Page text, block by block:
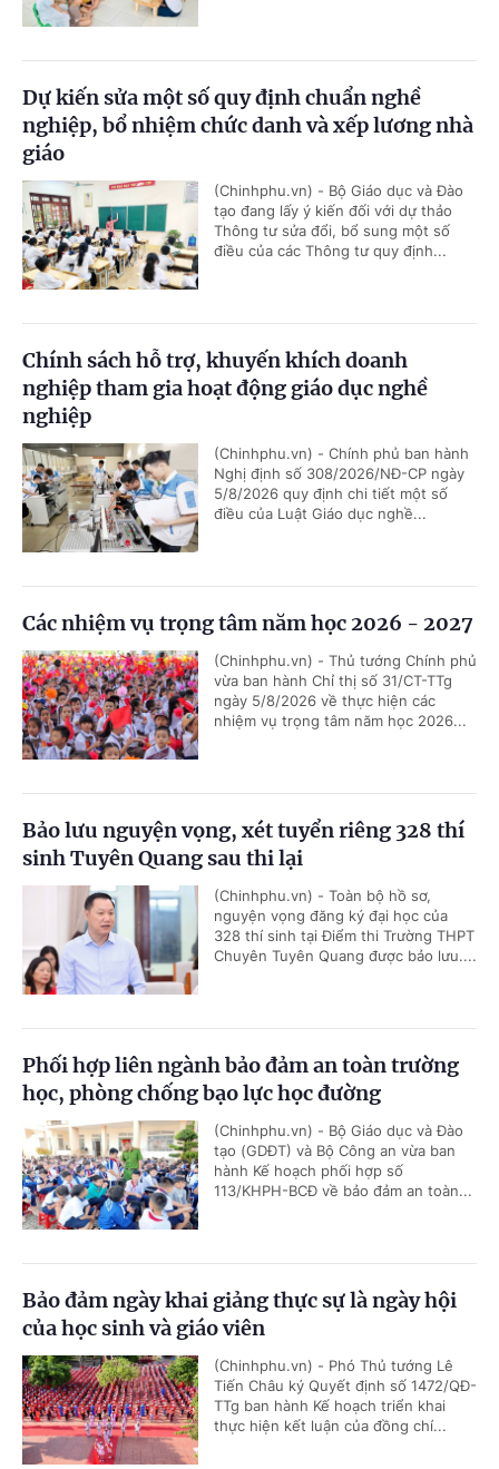
Dự kiến sửa một số quy định chuẩn nghề
nghiệp, bổ nhiệm chức danh và xếp lương nhà
giáo
(Chinhphu.vn) - Bộ Giáo dục và Đào
tạo đang lấy ý kiến đối với dự thảo
Thông tư sửa đổi, bổ sung một số
điều của các Thông tư quy định...
Chính sách hỗ trợ, khuyến khích doanh
nghiệp tham gia hoạt động giáo dục nghề
nghiệp
(Chinhphu.vn) - Chính phủ ban hành
Nghị định số 308/2026/NĐ-CP ngày
5/8/2026 quy định chi tiết một số
điều của Luật Giáo dục nghề...
Các nhiệm vụ trọng tâm năm học 2026 - 2027
(Chinhphu.vn) - Thủ tướng Chính phủ
vừa ban hành Chỉ thị số 31/CT-TTg
ngày 5/8/2026 về thực hiện các
nhiệm vụ trọng tâm năm học 2026...
Bảo lưu nguyện vọng, xét tuyển riêng 328 thí
sinh Tuyên Quang sau thi lại
(Chinhphu.vn) - Toàn bộ hồ sơ,
nguyện vọng đăng ký đại học của
328 thí sinh tại Điểm thi Trường THPT
Chuyên Tuyên Quang được bảo lưu....
Phối hợp liên ngành bảo đảm an toàn trường
học, phòng chống bạo lực học đường
(Chinhphu.vn) - Bộ Giáo dục và Đào
tạo (GDĐT) và Bộ Công an vừa ban
hành Kế hoạch phối hợp số
113/KHPH-BCĐ về bảo đảm an toàn...
Bảo đảm ngày khai giảng thực sự là ngày hội
của học sinh và giáo viên
(Chinhphu.vn) - Phó Thủ tướng Lê
Tiến Châu ký Quyết định số 1472/QĐ-
TTg ban hành Kế hoạch triển khai
thực hiện kết luận của đồng chí...